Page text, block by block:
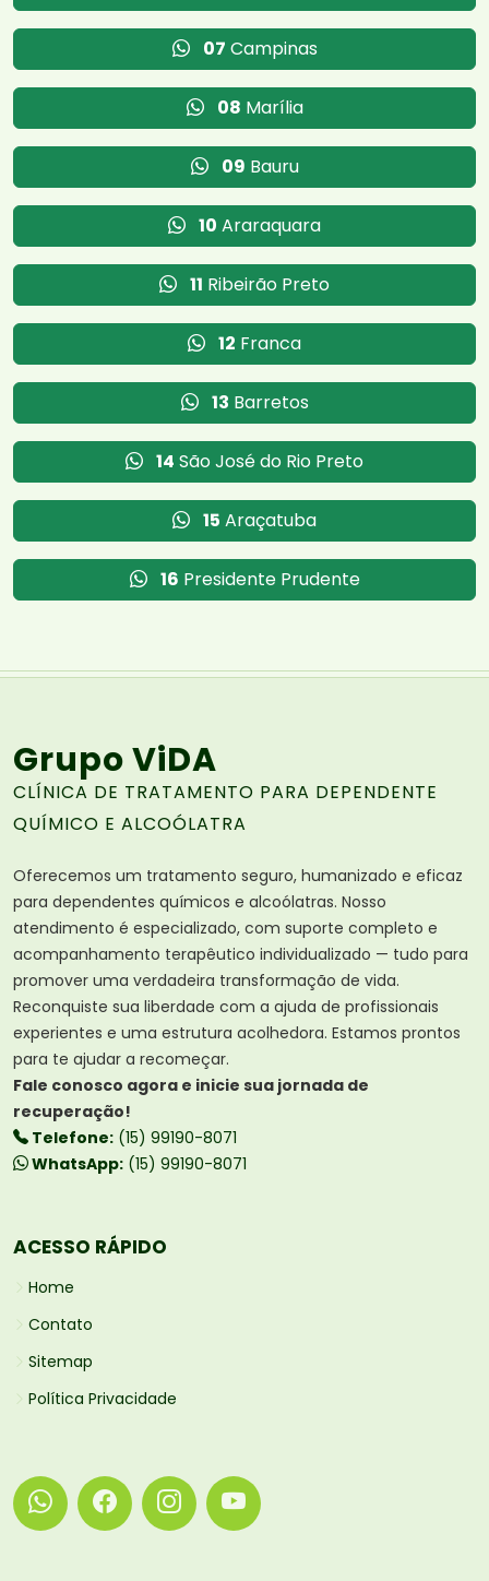
07 Campinas
08 Marília
09 Bauru
10 Araraquara
11 Ribeirão Preto
12 Franca
13 Barretos
14 São José do Rio Preto
15 Araçatuba
16 Presidente Prudente
Grupo ViDA
CLÍNICA DE TRATAMENTO PARA DEPENDENTE
QUÍMICO E ALCOÓLATRA
Oferecemos um tratamento seguro, humanizado e eficaz
para dependentes químicos e alcoólatras. Nosso
atendimento é especializado, com suporte completo e
acompanhamento terapêutico individualizado — tudo para
promover uma verdadeira transformação de vida.
Reconquiste sua liberdade com a ajuda de profissionais
experientes e uma estrutura acolhedora. Estamos prontos
para te ajudar a recomeçar.
Fale conosco agora e inicie sua jornada de
recuperação!
Telefone: (15) 99190-8071
WhatsApp: (15) 99190-8071
ACESSO RÁPIDO
Home
Contato
Sitemap
Política Privacidade